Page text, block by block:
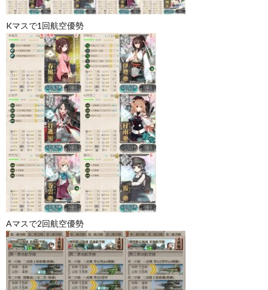
Kマスで1回航空優勢
Aマスで2回航空優勢